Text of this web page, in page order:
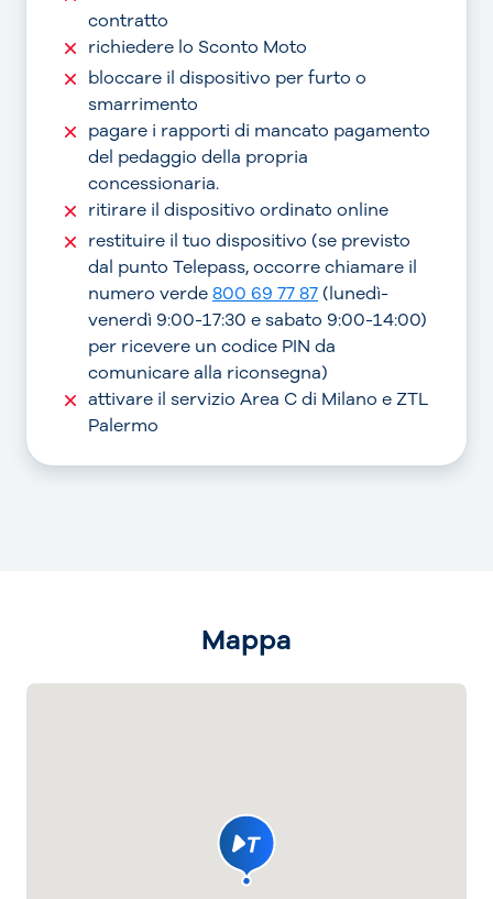
contratto
richiedere lo Sconto Moto
bloccare il dispositivo per furto o
smarrimento
pagare i rapporti di mancato pagamento
del pedaggio della propria
concessionaria.
ritirare il dispositivo ordinato online
restituire il tuo dispositivo (se previsto
dal punto Telepass, occorre chiamare il
numero verde800 69 77 87(lunedì-
venerdì 9:00-17:30 e sabato 9:00-14:00)
per ricevere un codice PIN da
comunicare alla riconsegna)
attivare il servizio Area C di Milano e ZTL
Palermo
Mappa